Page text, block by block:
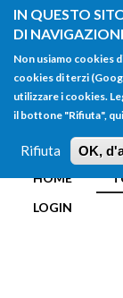
IN QUESTO
DI
Non usiamo cookies
cookies di terzi
utilizzare i cookies.
il bottone "Rifiuta",
Rifiuta OK,
Salta al contenuto
FORM
DI
RICERCA
Main menu
HOME
LOGIN